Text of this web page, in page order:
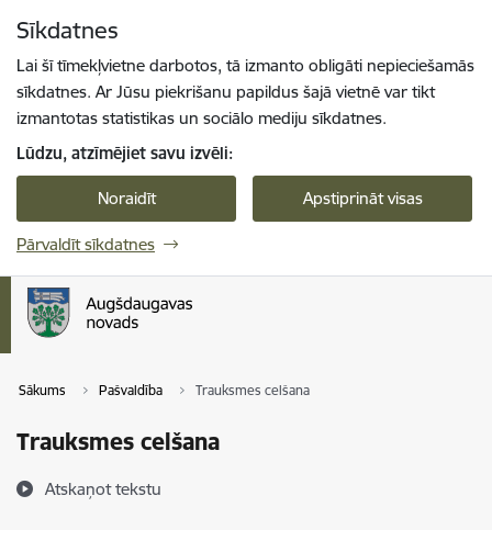
Sīkdatnes
Lai šī tīmekļvietne darbotos, tā izmanto obligāti nepieciešamās
sīkdatnes. Ar Jūsu piekrišanu papildus šajā vietnē var tikt
izmantotas statistikas un sociālo mediju sīkdatnes.
Lūdzu, atzīmējiet savu izvēli:
Noraidīt Apstiprināt visas
Pārvaldīt sīkdatnes
Sākums Pašvaldība Trauksmes celšana
Trauksmes celšana
Atskaņot tekstu